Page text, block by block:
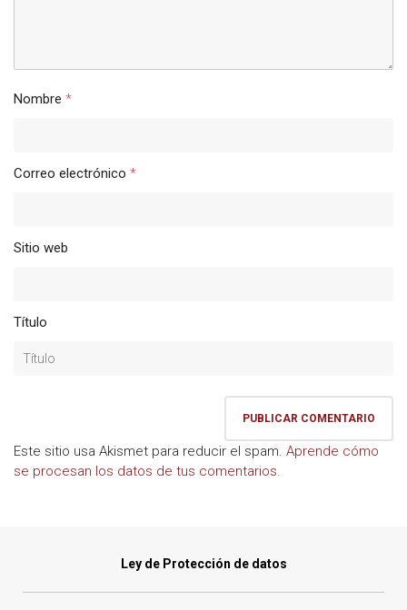
Nombre *
Correo electrónico *
Sitio web
Título
Este sitio usa Akismet para reducir el spam. Aprende cómo
se procesan los datos de tus comentarios.
Ley de Protección de datos